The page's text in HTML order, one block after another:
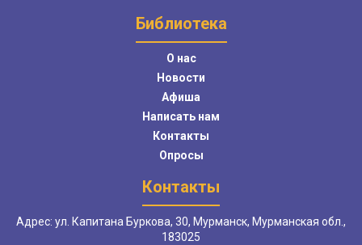
Библиотека
О нас
Новости
Афиша
Написать нам
Контакты
Опросы
Контакты
Адрес: ул. Капитана Буркова, 30, Мурманск, Мурманская обл.,
183025